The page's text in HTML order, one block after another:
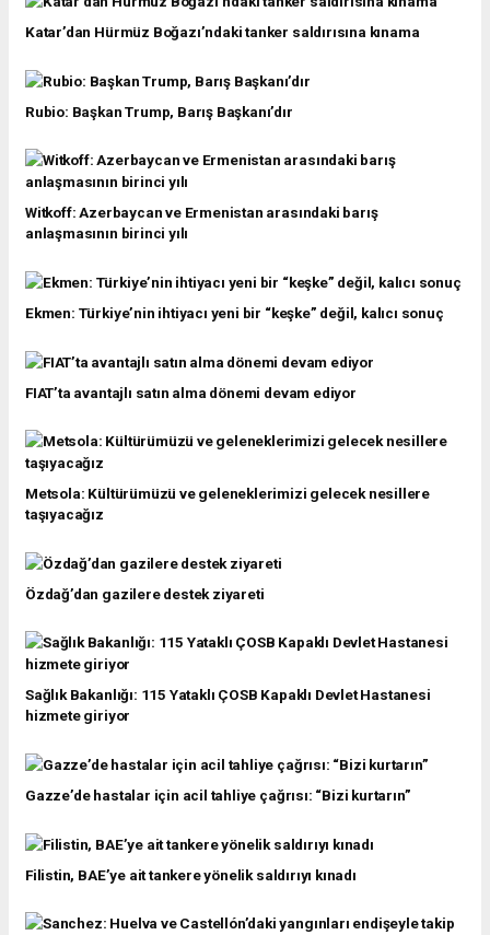
Katar’dan Hürmüz Boğazı’ndaki tanker saldırısına kınama
Rubio: Başkan Trump, Barış Başkanı’dır
Witkoff: Azerbaycan ve Ermenistan arasındaki barış
anlaşmasının birinci yılı
Ekmen: Türkiye’nin ihtiyacı yeni bir “keşke” değil, kalıcı sonuç
FIAT’ta avantajlı satın alma dönemi devam ediyor
Metsola: Kültürümüzü ve geleneklerimizi gelecek nesillere
taşıyacağız
Özdağ’dan gazilere destek ziyareti
Sağlık Bakanlığı: 115 Yataklı ÇOSB Kapaklı Devlet Hastanesi
hizmete giriyor
Gazze’de hastalar için acil tahliye çağrısı: “Bizi kurtarın”
Filistin, BAE’ye ait tankere yönelik saldırıyı kınadı